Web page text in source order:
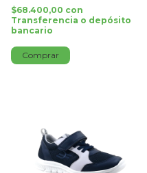
$68.400,00 con
Transferencia o depósito
bancario
Comprar